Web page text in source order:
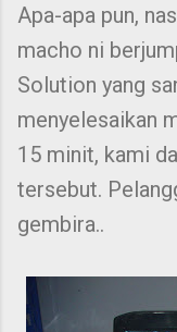
Apa-apa pun,
macho ni
Solution yang
menyelesaikan
15 minit, kami
tersebut.
gembira..